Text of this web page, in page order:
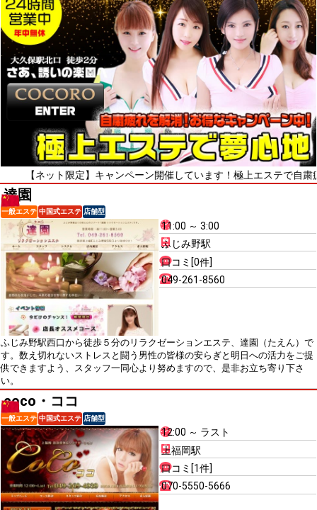
ト限定】キャンペーン開催しています！極上エステで自粛疲れをリ
達園
一般エステ 中国式エステ 店舗型
11:00 ～ 3:00
ふじみ野駅
口コミ[0件]
049-261-8560
ふじみ野駅西口から徒歩５分のリラクゼーションエステ、達園（たえん）で
す。数え切れないストレスと闘う男性の皆様の安らぎと明日への活力をご提
供できますよう、スタッフ一同心より努めますので、是非お立ち寄り下さ
い。
coco・ココ
一般エステ 中国式エステ 店舗型
12:00 ～ ラスト
上福岡駅
口コミ[1件]
070-5550-5666